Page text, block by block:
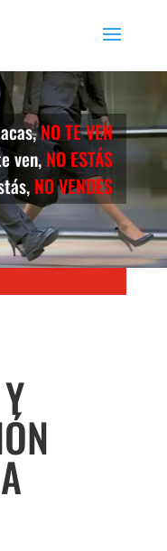
NO TE VEN
ven,NO ESTÁS
NO VENDES